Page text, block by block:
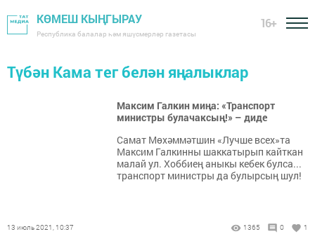
КӨМЕШ КЫҢГЫРАУ
Республика балалар һәм яшүсмерләр газетасы
16+
Түбән Кама тег белән яңалыклар
Максим Галкин миңа: «Транспорт
министры булачаксың!» – диде
Самат Мөхәммәтшин «Лучше всех»та
Максим Галкинны шаккатырып кайткан
малай ул. Хоббиең аныкы кебек булса...
транспорт министры да булырсың шул!
13 июль 2021, 10:37 1365 0 1